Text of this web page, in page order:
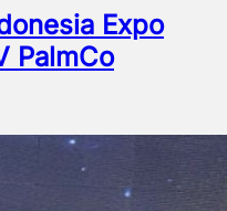
Expo
PalmCo